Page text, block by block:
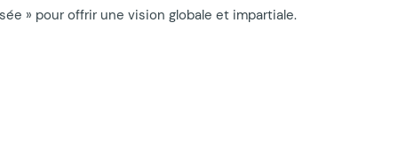
» pour offrir une vision globale et impartiale.